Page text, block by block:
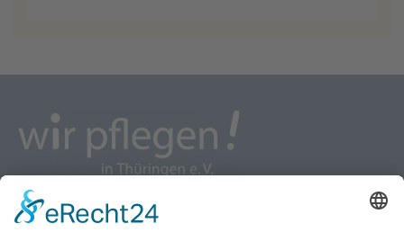
wir pflegen - Interessenvertretung u. Selbsthilfe